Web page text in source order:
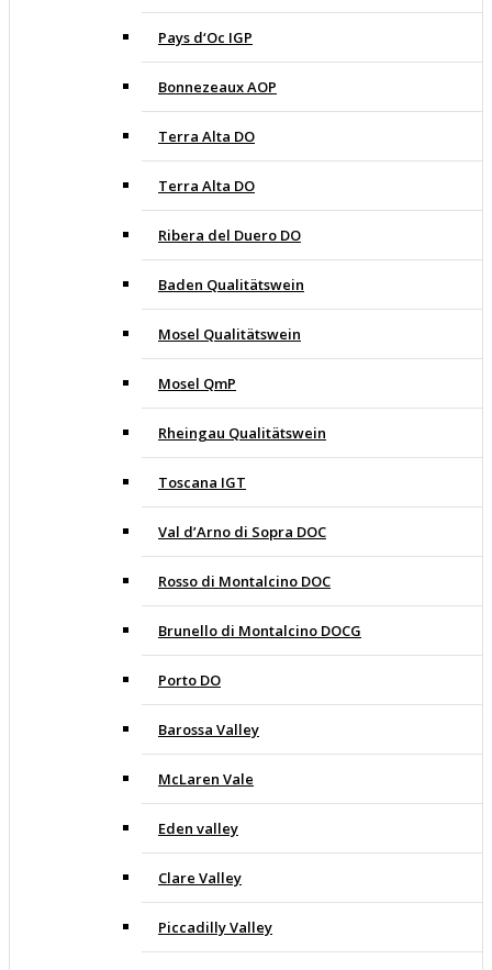
Pays d‘Oc IGP
Bonnezeaux AOP
Terra Alta DO
Terra Alta DO
Ribera del Duero DO
Baden Qualitätswein
Mosel Qualitätswein
Mosel QmP
Rheingau Qualitätswein
Toscana IGT
Val d’Arno di Sopra DOC
Rosso di Montalcino DOC
Brunello di Montalcino DOCG
Porto DO
Barossa Valley
McLaren Vale
Eden valley
Clare Valley
Piccadilly Valley